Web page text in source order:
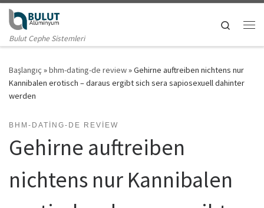
Skip to content
Bulut Cephe Sistemleri
Search
Başlangıç »bhm-dating-de review»Gehirne auftreiben nichtens nur
Kannibalen erotisch – daraus ergibt sich sera sapiosexuell dahinter
werden
BHM-DATING-DE REVIEW
Gehirne auftreiben
nichtens nur Kannibalen